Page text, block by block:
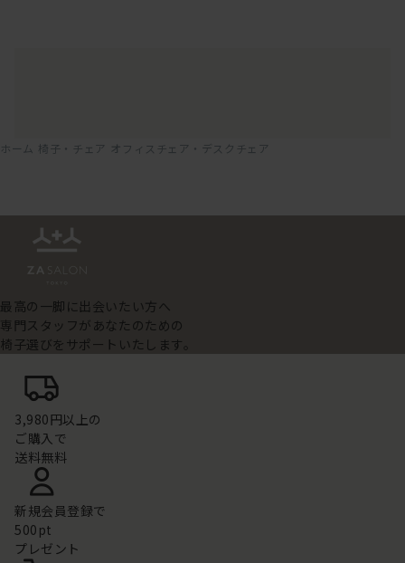
ホーム 椅子・チェア オフィスチェア・デスクチェア
最高の一脚に出会いたい方へ
専門スタッフがあなたのための
椅子選びをサポートいたします。
3,980円以上の
ご購入で
送料無料
新規会員登録で
500pt
プレゼント